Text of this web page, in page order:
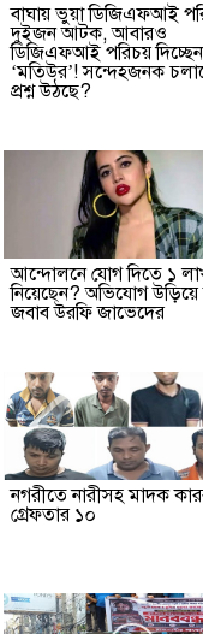
বাঘায় ভুয়া ডিজিএফআই
দুইজন আটক, আবারও
ডিজিএফআই পরিচয় দিচ্ছেন
‘মতিউর’! সন্দেহজনক
প্রশ্ন উঠছে?
আন্দোলনে যোগ দিতে ১
নিয়েছেন? অভিযোগ
জবাব উরফি জাভেদের
নগরীতে নারীসহ মাদক
গ্রেফতার ১০